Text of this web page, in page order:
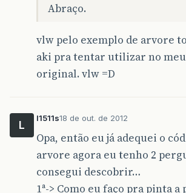
Abraço.
vlw pelo exemplo de arvore
aki pra tentar utilizar no
original. vlw =D
L
l1511s18 de out. de 2012
Opa, então eu já adequei o
arvore agora eu tenho 2
consegui descobrir…
1ª-> Como eu faço pra pinta